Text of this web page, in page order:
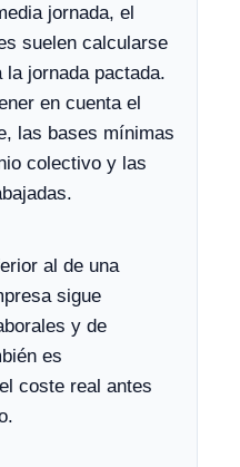
jornada, el
suelen calcularse
jornada pactada.
en cuenta el
las bases mínimas
colectivo y las
al de una
sigue
y de
es
coste real antes